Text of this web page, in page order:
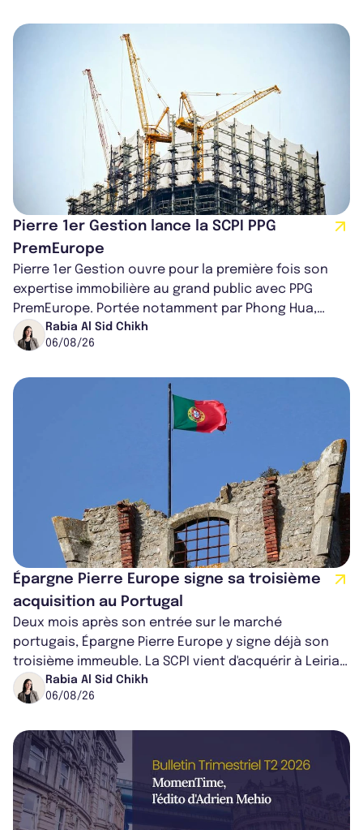
Pierre 1er Gestion lance la SCPI PPG
PremEurope
Pierre 1er Gestion ouvre pour la première fois son
expertise immobilière au grand public avec PPG
PremEurope. Portée notamment par Phong Hua,
ancien directeur des investissements d...
Rabia Al Sid Chikh
06/08/26
Épargne Pierre Europe signe sa troisième
acquisition au Portugal
Deux mois après son entrée sur le marché
portugais, Épargne Pierre Europe y signe déjà son
troisième immeuble. La SCPI vient d'acquérir à Leiria,
dans le centre du pays, un établis...
Rabia Al Sid Chikh
06/08/26